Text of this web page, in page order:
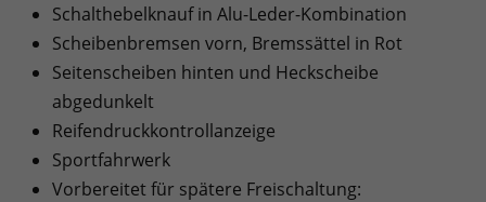
Schalthebelknauf in Alu-Leder-Kombination
Scheibenbremsen vorn, Bremssättel in Rot
Seitenscheiben hinten und Heckscheibe
abgedunkelt
Reifendruckkontrollanzeige
Sportfahrwerk
Vorbereitet für spätere Freischaltung: